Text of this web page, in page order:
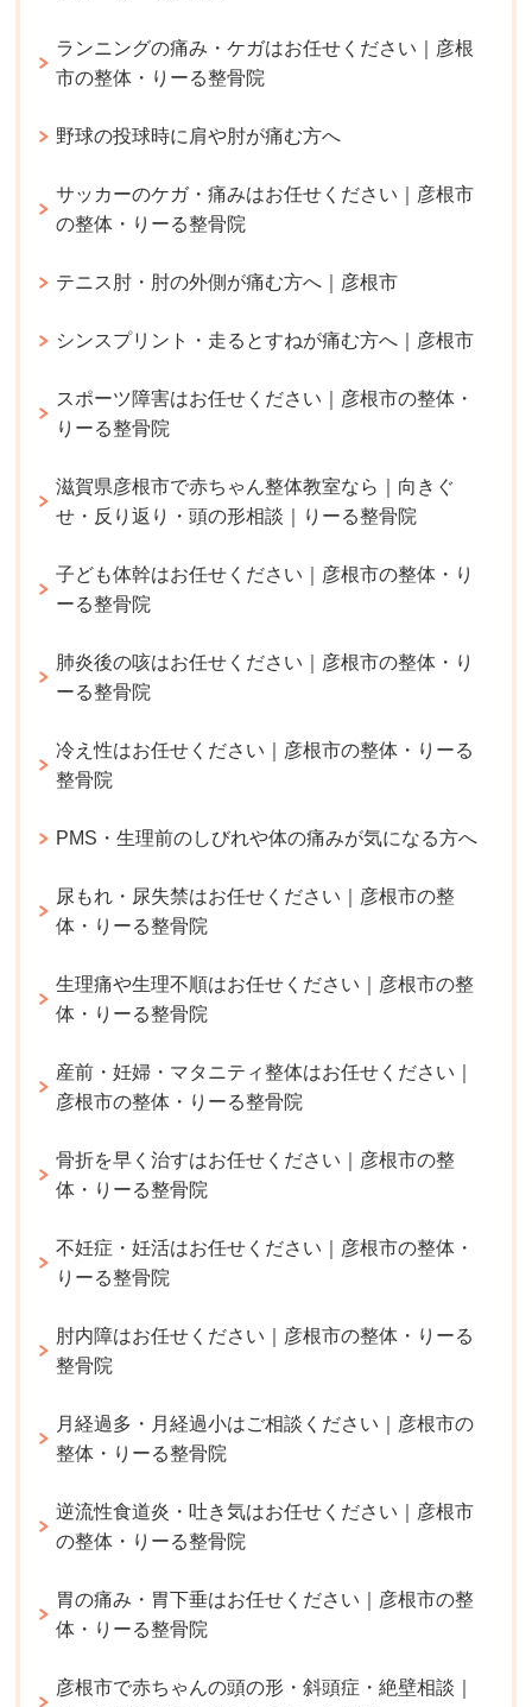
ランニングの痛み・ケガはお任せください｜彦根
市の整体・りーる整骨院
野球の投球時に肩や肘が痛む方へ
サッカーのケガ・痛みはお任せください｜彦根市
の整体・りーる整骨院
テニス肘・肘の外側が痛む方へ｜彦根市
シンスプリント・走るとすねが痛む方へ｜彦根市
スポーツ障害はお任せください｜彦根市の整体・
りーる整骨院
滋賀県彦根市で赤ちゃん整体教室なら｜向きぐ
せ・反り返り・頭の形相談｜りーる整骨院
子ども体幹はお任せください｜彦根市の整体・り
ーる整骨院
肺炎後の咳はお任せください｜彦根市の整体・り
ーる整骨院
冷え性はお任せください｜彦根市の整体・りーる
整骨院
PMS・生理前のしびれや体の痛みが気になる方へ
尿もれ・尿失禁はお任せください｜彦根市の整
体・りーる整骨院
生理痛や生理不順はお任せください｜彦根市の整
体・りーる整骨院
産前・妊婦・マタニティ整体はお任せください｜
彦根市の整体・りーる整骨院
骨折を早く治すはお任せください｜彦根市の整
体・りーる整骨院
不妊症・妊活はお任せください｜彦根市の整体・
りーる整骨院
肘内障はお任せください｜彦根市の整体・りーる
整骨院
月経過多・月経過小はご相談ください｜彦根市の
整体・りーる整骨院
逆流性食道炎・吐き気はお任せください｜彦根市
の整体・りーる整骨院
胃の痛み・胃下垂はお任せください｜彦根市の整
体・りーる整骨院
彦根市で赤ちゃんの頭の形・斜頭症・絶壁相談｜